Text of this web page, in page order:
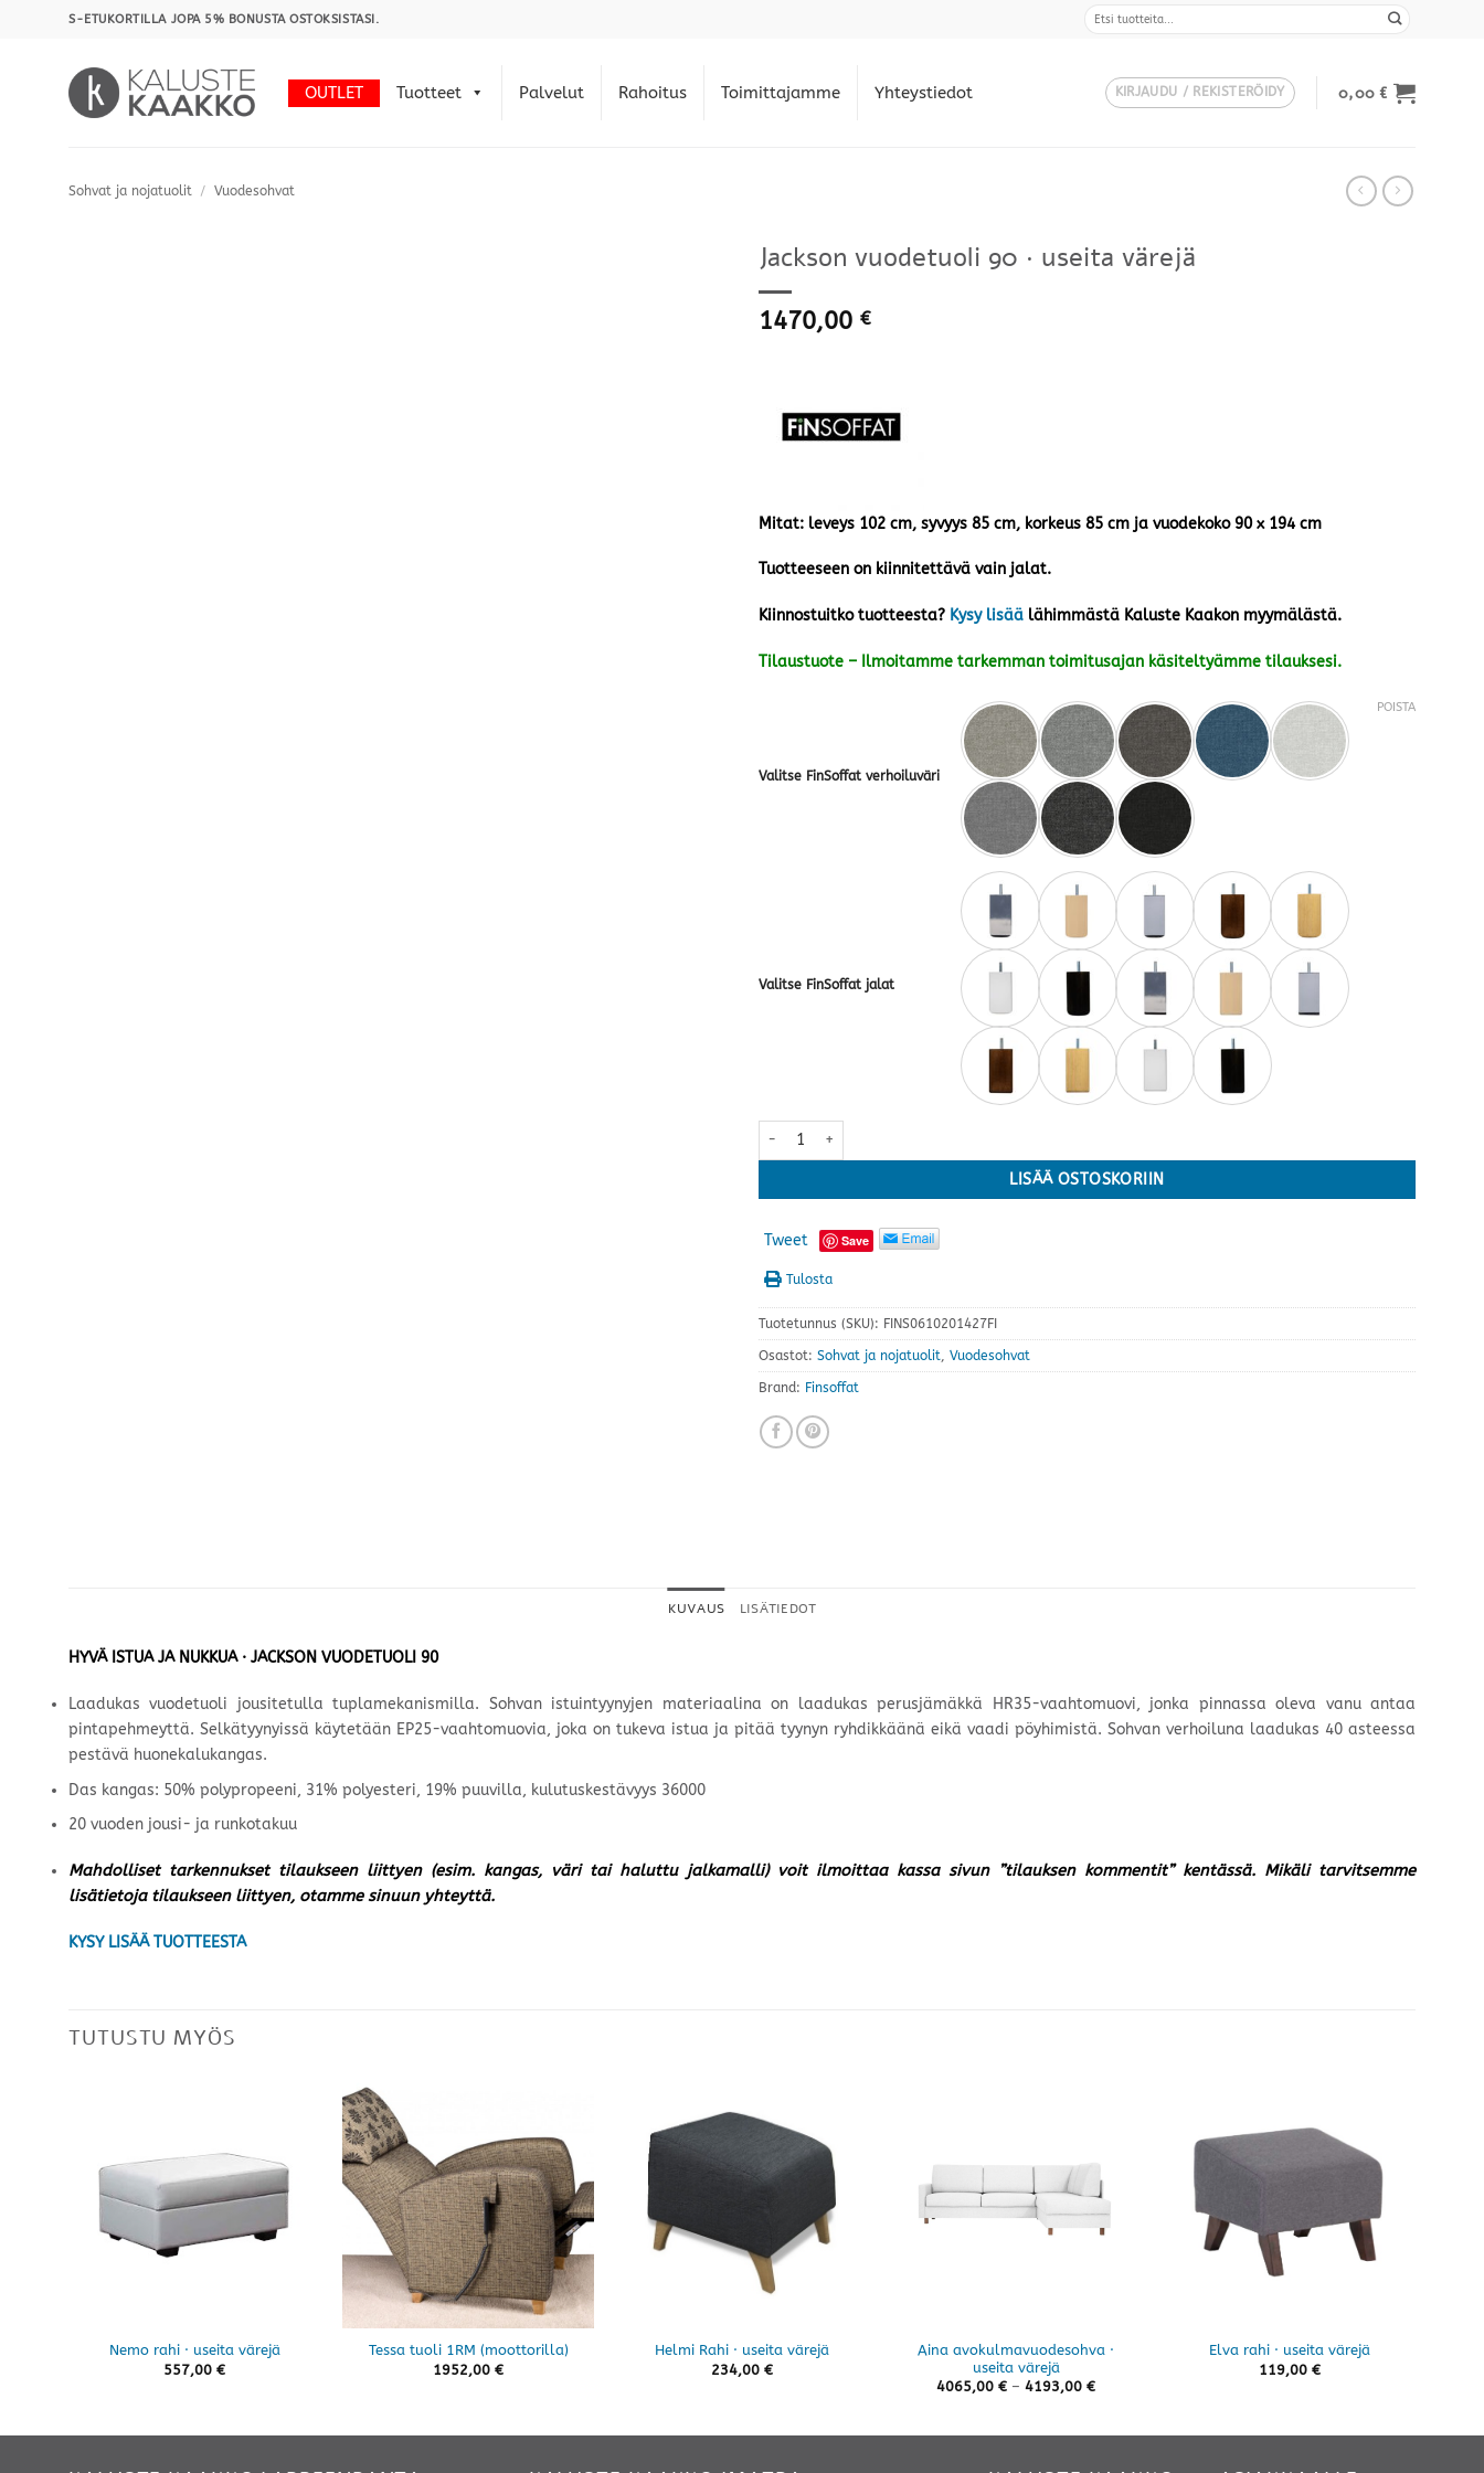
S-ETUKORTILLA JOPA 5% BONUSTA OSTOKSISTASI.
OUTLET Tuotteet Palvelut Rahoitus Toimittajamme Yhteystiedot KIRJAUDU / REKISTERÖIDY 0,00€
Sohvat ja nojatuolit / Vuodesohvat
Jackson vuodetuoli 90 · useita värejä
1470,00 €
Mitat: leveys 102 cm, syvyys 85 cm, korkeus 85 cm ja vuodekoko 90 x 194 cm
Tuotteeseen on kiinnitettävä vain jalat.
Kiinnostuitko tuotteesta? Kysy lisää lähimmästä Kaluste Kaakon myymälästä.
Tilaustuote – Ilmoitamme tarkemman toimitusajan käsiteltyämme tilauksesi.
Valitse FinSoffat verhoiluväri
Valitse FinSoffat jalat
POISTA
Jackson vuodetuoli 90 · useita värejä määrä
LISÄÄ OSTOSKORIIN
Tweet Save
Tulosta
Tuotetunnus (SKU): FINS0610201427FI
Osastot: Sohvat ja nojatuolit Vuodesohvat
Brand: Finsoffat
KUVAUS LISÄTIEDOT
HYVÄ ISTUA JA NUKKUA · JACKSON VUODETUOLI 90
Laadukas vuodetuoli jousitetulla tuplamekanismilla. Sohvan istuintyynyjen materiaalina on laadukas perusjämäkkä HR35-vaahtomuovi, jonka pinnassa oleva vanu antaa
pintapehmeyttä. Selkätyynyissä käytetään EP25-vaahtomuovia, joka on tukeva istua ja pitää tyynyn ryhdikkäänä eikä vaadi pöyhimistä. Sohvan verhoiluna laadukas 40 asteessa
pestävä huonekalukangas.
Das kangas: 50% polypropeeni, 31% polyesteri, 19% puuvilla, kulutuskestävyys 36000
20 vuoden jousi- ja runkotakuu
Mahdolliset tarkennukset tilaukseen liittyen (esim. kangas, väri tai haluttu jalkamalli) voit ilmoittaa kassa sivun ”tilauksen kommentit” kentässä. Mikäli tarvitsemme
lisätietoja tilaukseen liittyen, otamme sinuun yhteyttä.
KYSY LISÄÄ TUOTTEESTA
TUTUSTU MYÖS
Nemo rahi · useita värejä
557,00 €
Tessa tuoli 1RM (moottorilla)
1952,00 €
Helmi Rahi · useita värejä
234,00 €
Aina avokulmavuodesohva ·
useita värejä
4065,00 € – 4193,00 €Hintaluokka:
Elva rahi · useita värejä
119,00 €